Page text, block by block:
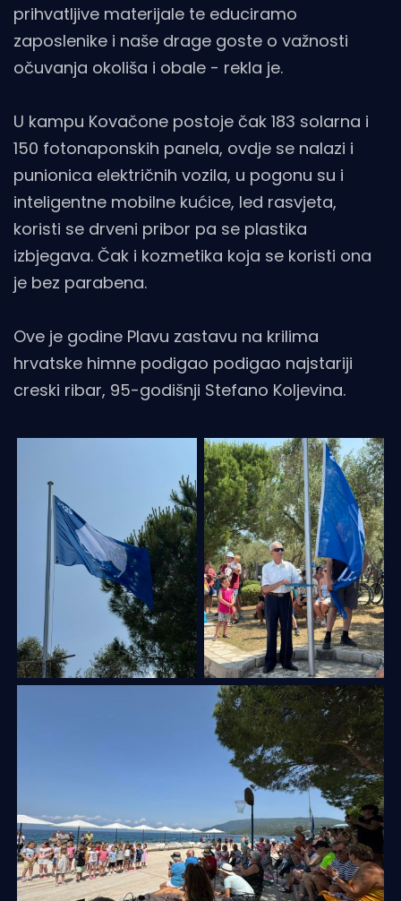
prihvatljive materijale te educiramo
zaposlenike i naše drage goste o važnosti
očuvanja okoliša i obale - rekla je.
U kampu Kovačone postoje čak 183 solarna i
150 fotonaponskih panela, ovdje se nalazi i
punionica električnih vozila, u pogonu su i
inteligentne mobilne kućice, led rasvjeta,
koristi se drveni pribor pa se plastika
izbjegava. Čak i kozmetika koja se koristi ona
je bez parabena.
Ove je godine Plavu zastavu na krilima
hrvatske himne podigao podigao najstariji
creski ribar, 95-godišnji Stefano Koljevina.